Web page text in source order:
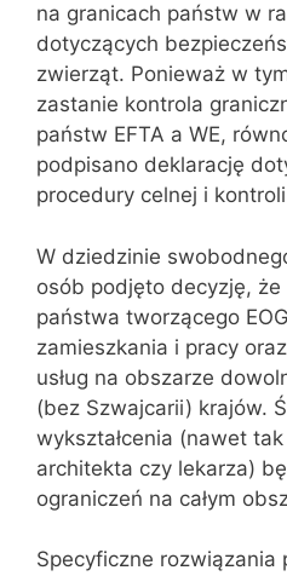
na granicach państw w
dotyczących
zwierząt. Ponieważ w
zastanie kontrola
państw EFTA a WE,
podpisano deklarację
procedury celnej i
W dziedzinie
osób podjęto decyzję,
państwa tworzącego
zamieszkania i pracy
usług na obszarze
(bez Szwajcarii) krajów.
wykształcenia (nawet
architekta czy lekarza)
ograniczeń na całym
Specyficzne